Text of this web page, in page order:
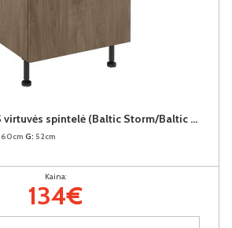
SORENTO D60ZS virtuvės spintelė (Baltic Storm/Baltic Storm)
60cm G: 52cm
Kaina:
134€